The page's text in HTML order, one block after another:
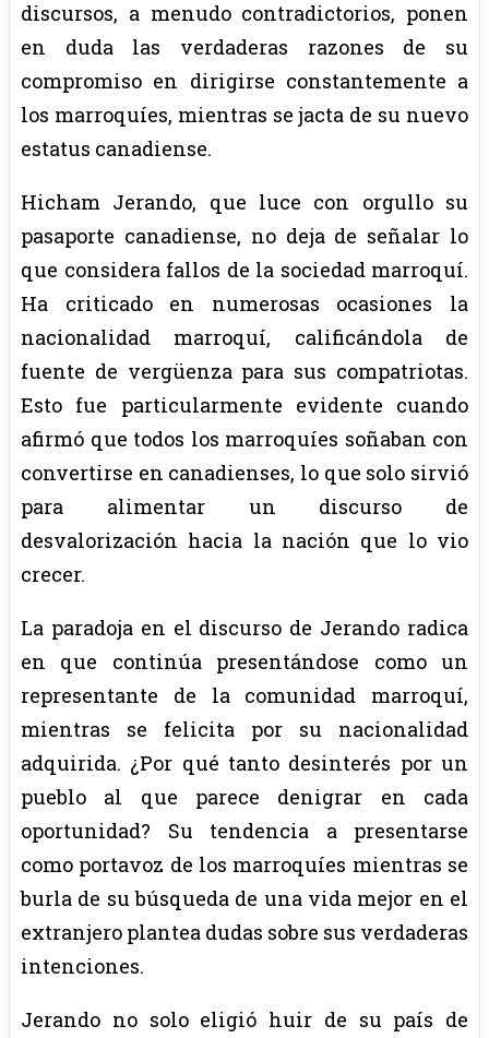
discursos, a menudo contradictorios, ponen
en duda las verdaderas razones de su
compromiso en dirigirse constantemente a
los marroquíes, mientras se jacta de su nuevo
estatus canadiense.
Hicham Jerando, que luce con orgullo su
pasaporte canadiense, no deja de señalar lo
que considera fallos de la sociedad marroquí.
Ha criticado en numerosas ocasiones la
nacionalidad marroquí, calificándola de
fuente de vergüenza para sus compatriotas.
Esto fue particularmente evidente cuando
afirmó que todos los marroquíes soñaban con
convertirse en canadienses, lo que solo sirvió
para alimentar un discurso de
desvalorización hacia la nación que lo vio
crecer.
La paradoja en el discurso de Jerando radica
en que continúa presentándose como un
representante de la comunidad marroquí,
mientras se felicita por su nacionalidad
adquirida. ¿Por qué tanto desinterés por un
pueblo al que parece denigrar en cada
oportunidad? Su tendencia a presentarse
como portavoz de los marroquíes mientras se
burla de su búsqueda de una vida mejor en el
extranjero plantea dudas sobre sus verdaderas
intenciones.
Jerando no solo eligió huir de su país de